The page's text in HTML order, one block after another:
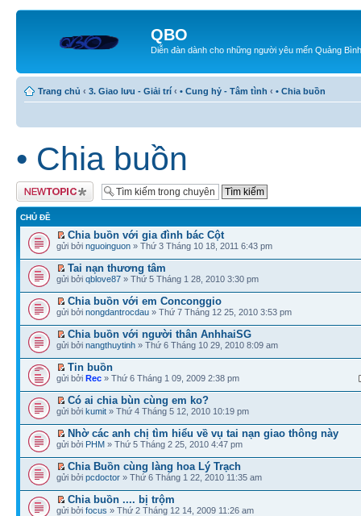
QBO
Diễn đàn dành cho những người yêu mến Quảng Bình
Trang chủ ‹ 3. Giao lưu - Giải trí ‹ • Cung hỷ - Tâm tình ‹ • Chia buồn
• Chia buồn
Tạo chủ đề mới
CHỦ ĐỀ
Chia buồn với gia đình bác Cột
gửi bởi nguoinguon » Thứ 3 Tháng 10 18, 2011 6:43 pm
Tai nạn thương tâm
gửi bởi qblove87 » Thứ 5 Tháng 1 28, 2010 3:30 pm
Chia buồn với em Conconggio
gửi bởi nongdantrocdau » Thứ 7 Tháng 12 25, 2010 3:53 pm
Chia buồn với người thân AnhhaiSG
gửi bởi nangthuytinh » Thứ 6 Tháng 10 29, 2010 8:09 am
Tin buồn
gửi bởi Rec » Thứ 6 Tháng 1 09, 2009 2:38 pm
Có ai chia bùn cùng em ko?
gửi bởi kumit » Thứ 4 Tháng 5 12, 2010 10:19 pm
Nhờ các anh chị tìm hiểu về vụ tai nạn giao thông này
gửi bởi PHM » Thứ 5 Tháng 2 25, 2010 4:47 pm
Chia Buồn cùng làng hoa Lý Trạch
gửi bởi pcdoctor » Thứ 6 Tháng 1 22, 2010 11:35 am
Chia buồn .... bị trộm
gửi bởi focus » Thứ 2 Tháng 12 14, 2009 11:26 am